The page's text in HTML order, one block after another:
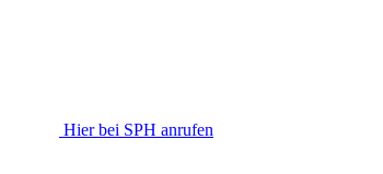
Hier bei SPH anrufen